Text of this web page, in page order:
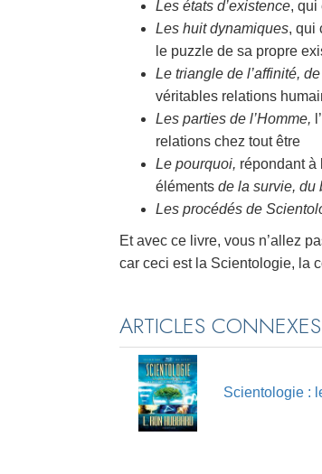
Les états d’existence, qui
Les huit dynamiques, qui
le puzzle de sa propre
Le triangle de l’affinité,
véritables relations
Les parties de l’Homme,
relations chez tout être
Le pourquoi, répondant à
éléments de la survie, du
Les procédés de
Et avec ce livre, vous n’allez
car ceci est la Scientologie, la
ARTICLES CONNEXES
Scientologie :